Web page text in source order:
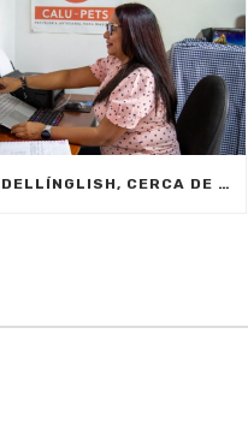
CON MEDELLÍNGLISH, CERCA DE 2.000 CIUDADANOS SE FORMARÁN EN INGLÉS FUNCIONAL PARA EL TRABAJO